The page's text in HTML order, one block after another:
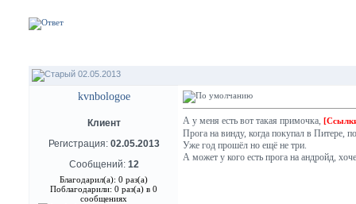
02.05.2013
kvnbologoe
Клиент
Регистрация: 02.05.2013
Сообщений: 12
Благодарил(а): 0 раз(а)
Поблагодарили: 0 раз(а) в 0
сообщениях
А у меня есть вот такая примочка,
Прога на винду, когда покупал в Питере,
Уже год прошёл но ещё не три.
А может у кого есть прога на андройд,